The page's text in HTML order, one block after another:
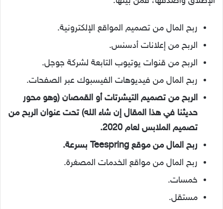
ربح المال من تصميم المواقع الإلكترونية.
الربح من إعلانات أدسنس.
الربح من قنوات يوتيوب التابعة لشركة جوجل.
ربح المال من فيديوهات الفيسبوك عبر الصفحات.
الربح من تصميم التيشرتات أو القمصان (وهو محور
حديثنا في هذا المقال إن شاء الله) تحت عنوان الربح من
تصميم الملابس لعام 2020.
ربح المال من موقع Teespring بسرعة.
ربح المال من مواقع الخدمات المصغرة.
خمسات.
مستقل.